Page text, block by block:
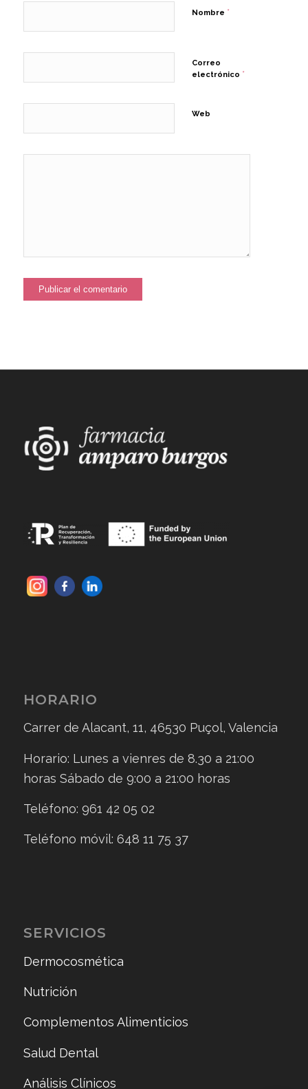
Nombre *
Correo
electrónico *
Web
HORARIO
Carrer de Alacant, 11, 46530 Puçol, Valencia
Horario: Lunes a vienres de 8.30 a 21:00
horas Sábado de 9:00 a 21:00 horas
Teléfono: 961 42 05 02
Teléfono móvil: 648 11 75 37
SERVICIOS
Dermocosmética
Nutrición
Complementos Alimenticios
Salud Dental
Análisis Clínicos